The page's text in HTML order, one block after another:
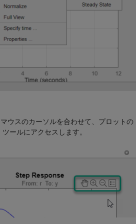
ウスのカーソルを合わせて、プロットの
ールにアクセスします。